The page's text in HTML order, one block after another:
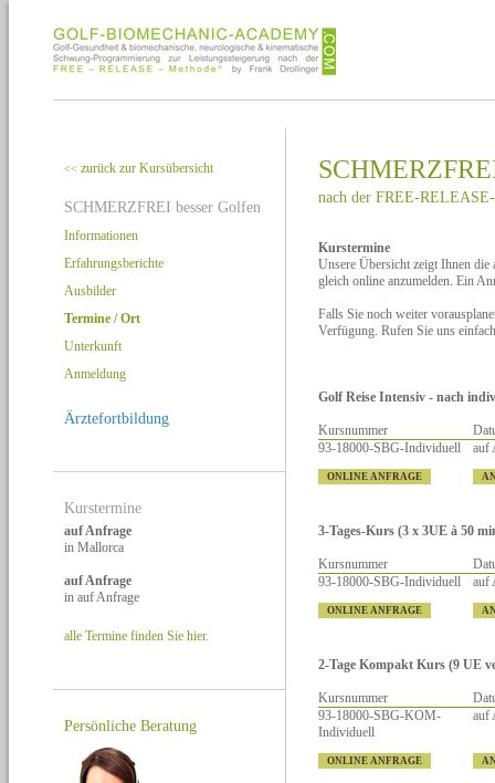
<< zurück zur Kursübersicht
SCHMERZFREI besser Golfen
Informationen
Erfahrungsberichte
Ausbilder
Termine / Ort
Unterkunft
Anmeldung
Ärztefortbildung
Kurstermine
auf Anfrage
in Mallorca
auf Anfrage
in auf Anfrage
alle Termine finden Sie hier.
Persönliche Beratung
nach der FREE-
Kurstermine
Unsere Übersicht zeigt Ihnen
gleich online anzumelden. Ein
Falls Sie noch weiter
Verfügung. Rufen Sie uns
Golf Reise Intensiv - nach
Kursnummer
93-18000-SBG-Individuell
auf
ONLINE ANFRAGE
3-Tages-Kurs (3 x 3UE à 50
Kursnummer
93-18000-SBG-Individuell
auf
ONLINE ANFRAGE
2-Tage Kompakt Kurs (9 UE
Kursnummer
93-18000-SBG-KOM-
Individuell
auf
ONLINE ANFRAGE